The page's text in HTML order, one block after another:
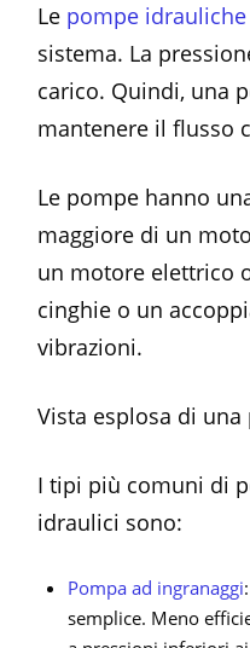
Le pompe idrauliche
sistema. La
carico. Quindi, una
mantenere il flusso
Le pompe hanno
maggiore di un
un motore elettrico
cinghie o un
vibrazioni.
Vista esplosa di
I tipi più comuni di
idraulici sono:
Pompa ad ingranaggi
semplice. Meno